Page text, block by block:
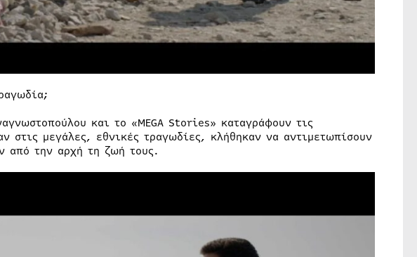
και το «MEGA Stories» καταγράφουν τις
στις μεγάλες, εθνικές τραγωδίες, κλήθηκαν να αντιμετωπίσουν
από την αρχή τη ζωή τους.